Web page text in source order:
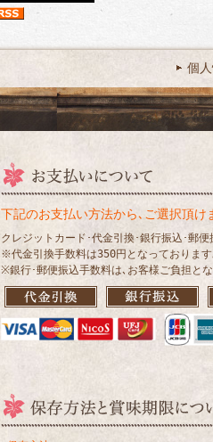
個
下記のお支払い方法から､ご選択頂け
クレジットカード･代金引換･銀行振込･郵便
※代金引換手数料は350円となっております
※銀行･郵便振込手数料は､お客様ご負担と